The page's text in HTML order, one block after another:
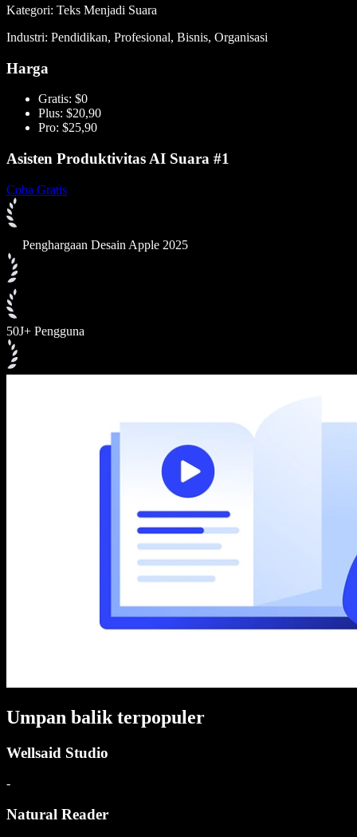
Kategori: Teks Menjadi Suara
Industri: Pendidikan, Profesional, Bisnis, Organisasi
Harga
Gratis: $0
Plus: $20,90
Pro: $25,90
Asisten Produktivitas AI Suara #1
Coba Gratis
Penghargaan Desain Apple 2025
50J+ Pengguna
Umpan balik terpopuler
Wellsaid Studio
-
Natural Reader